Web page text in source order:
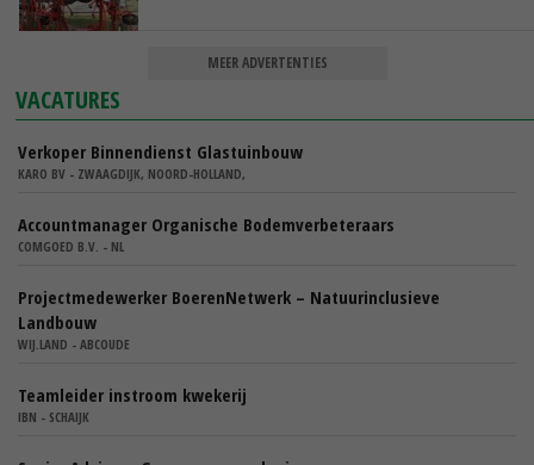
MEER ADVERTENTIES
VACATURES
Verkoper Binnendienst Glastuinbouw
KARO BV - ZWAAGDIJK, NOORD-HOLLAND,
Accountmanager Organische Bodemverbeteraars
COMGOED B.V. - NL
Projectmedewerker BoerenNetwerk – Natuurinclusieve
Landbouw
WIJ.LAND - ABCOUDE
Teamleider instroom kwekerij
IBN - SCHAIJK